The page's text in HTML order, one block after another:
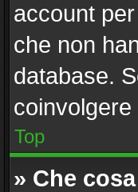
account
che non
database.
Top
» Che